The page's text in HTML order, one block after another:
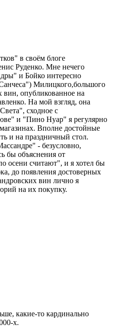
в своём блоге
Руденко. Мне нечего
и Бойко интересно
Милицкого,большого
вин, опубликованное на
На мой взгляд, она
сходное с
и "Пино Нуар" я регулярно
Вполне достойные
и на праздничный стол.
- безусловно,
бы объяснения от
осени считают", и я хотел бы
до появления достоверных
вин лично я
на их покупку.
какие-то кардинально
х.